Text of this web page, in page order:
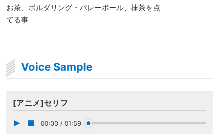
お茶、ボルダリング・バレーボール、抹茶を点
てる事
Voice Sample
[アニメ]セリフ
00:00 / 01:59